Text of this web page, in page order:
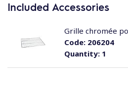
Included Accessories
Quantity:1
Code:206204
Grille chromée